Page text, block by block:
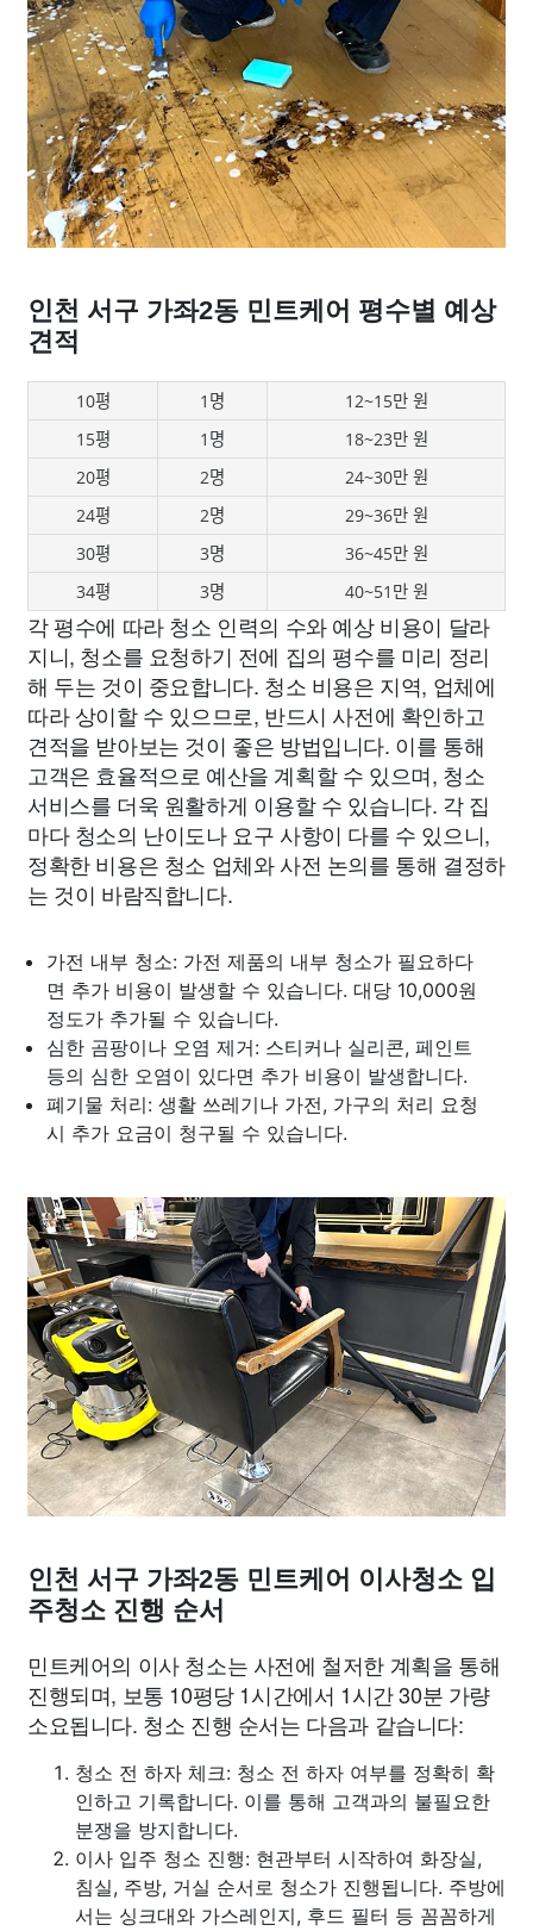
인천 서구 가좌2동 민트케어 평수별 예상
견적
10평 1명
12~15만 원
15평
1명
18~23만 원
20평
2명
24~30만 원
24평
2명
29~36만 원
30평
3명
36~45만 원
34평
3명 40~51만 원
각 평수에 따라 청소 인력의 수와 예상 비용이 달라
지니, 청소를 요청하기 전에 집의 평수를 미리 정리
해 두는 것이 중요합니다. 청소 비용은 지역, 업체에
따라 상이할 수 있으므로, 반드시 사전에 확인하고
견적을 받아보는 것이 좋은 방법입니다. 이를 통해
고객은 효율적으로 예산을 계획할 수 있으며, 청소
서비스를 더욱 원활하게 이용할 수 있습니다. 각 집
마다 청소의 난이도나 요구 사항이 다를 수 있으니,
정확한 비용은 청소 업체와 사전 논의를 통해 결정하
는 것이 바람직합니다.
가전 내부 청소: 가전 제품의 내부 청소가 필요하다
면 추가 비용이 발생할 수 있습니다. 대당 10,000원
정도가 추가될 수 있습니다.
심한 곰팡이나 오염 제거: 스티커나 실리콘, 페인트
등의 심한 오염이 있다면 추가 비용이 발생합니다.
폐기물 처리: 생활 쓰레기나 가전, 가구의 처리 요청
시 추가 요금이 청구될 수 있습니다.
인천 서구 가좌2동 민트케어 이사청소 입
주청소 진행 순서
민트케어의 이사 청소는 사전에 철저한 계획을 통해
진행되며, 보통 10평당 1시간에서 1시간 30분 가량
소요됩니다. 청소 진행 순서는 다음과 같습니다:
청소 전 하자 체크: 청소 전 하자 여부를 정확히 확
인하고 기록합니다. 이를 통해 고객과의 불필요한
분쟁을 방지합니다.
이사 입주 청소 진행: 현관부터 시작하여 화장실,
침실, 주방, 거실 순서로 청소가 진행됩니다. 주방에
서는 싱크대와 가스레인지, 후드 필터 등 꼼꼼하게